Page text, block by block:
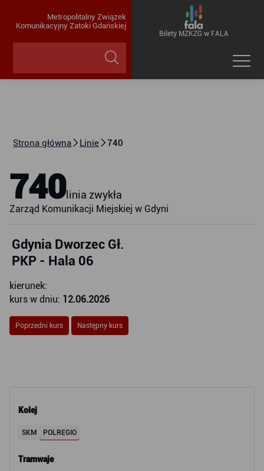
Metropolitalny Związek
Komunikacyjny Zatoki Gdańskiej
Bilety MZKZG w FALA
Strona główna Linie 740
Kolej
SKM POLREGIO
Tramwaje
740linia zwykła
Zarząd Komunikacji Miejskiej w Gdyni
Gdynia Dworzec Gł.
PKP - Hala 06
kierunek:
kurs w dniu: 12.06.2026
Poprzedni kurs Następny kurs